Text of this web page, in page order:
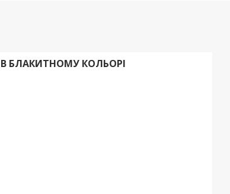
В БЛАКИТНОМУ КОЛЬОРІ